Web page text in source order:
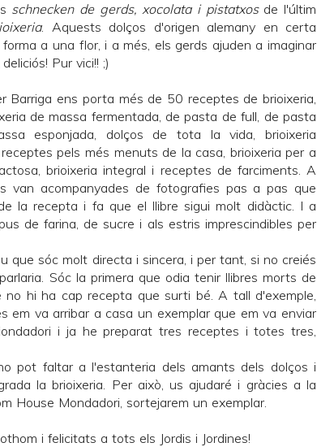
schnecken de gerds, xocolata i pistatxos de l'últim
. Aquests dolços d'origen alemany en certa
a una flor, i a més, els gerds ajuden a imaginar
Pur vici!! ;)
Barriga ens porta més de 50 receptes de brioixeria,
de massa fermentada, de pasta de full, de pasta
esponjada, dolços de tota la vida, brioixeria
pels més menuts de la casa, brioixeria per a
brioixeria integral i receptes de farciments. A
van acompanyades de fotografies pas a pas que
la recepta i fa que el llibre sigui molt didàctic. I a
de farina, de sucre i als estris imprescindibles per
que sóc molt directa i sincera, i per tant, si no creiés
Sóc la primera que odia tenir llibres morts de
hi ha cap recepta que surti bé. A tall d'exemple,
em va arribar a casa un exemplar que em va enviar
i ja he preparat tres receptes i totes tres,
pot faltar a l'estanteria dels amants dels dolços i
la brioixeria. Per això, us ajudaré i gràcies a la
House Mondadori, sortejarem un exemplar.
i felicitats a tots els Jordis i Jordines!